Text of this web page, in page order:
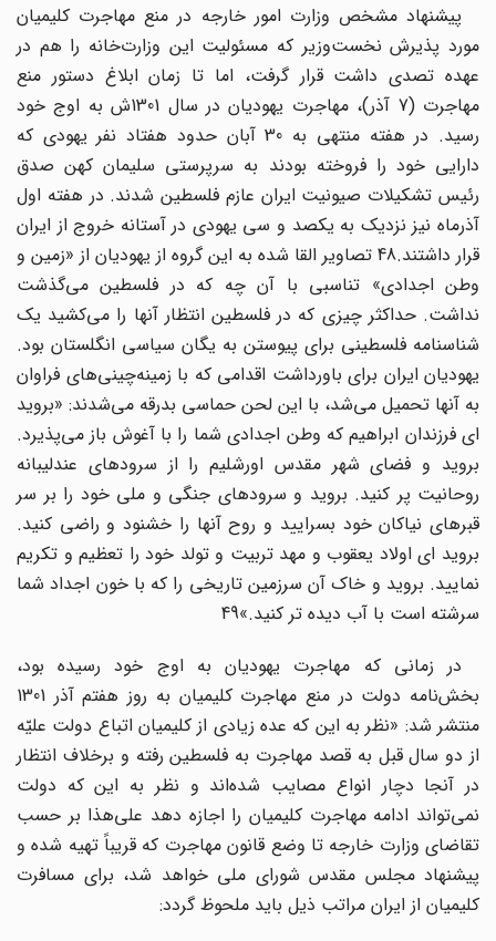
پیشنهاد مشخص وزارت امور خارجه در منع مهاجرت کلیمیان
مورد پذیرش نخست‌وزیر که مسئولیت این وزارت‌خانه را هم در
عهده تصدی داشت قرار گرفت، اما تا زمان ابلاغ دستور منع
مهاجرت (7 آذر)، مهاجرت یهودیان در سال 1301ش به اوج خود
رسید. در هفته منتهی به 30 آبان حدود هفتاد نفر یهودی که
دارایی خود را فروخته بودند به سرپرستی سلیمان کهن صدق
رئیس تشکیلات صیونیت ایران عازم فلسطین شدند. در هفته اول
آذرماه نیز نزدیک به یکصد و سی یهودی در آستانه خروج از ایران
قرار داشتند.48 تصاویر القا شده به این گروه از یهودیان از «زمین و
وطن اجدادی» تناسبی با آن چه که در فلسطین می‌گذشت
نداشت. حداکثر چیزی که در فلسطین انتظار آنها را می‌کشید یک
شناسنامه فلسطینی برای پیوستن به یگان سیاسی انگلستان بود.
یهودیان ایران برای باورداشت اقدامی که با زمینه‌چینی‌های فراوان
به آنها تحمیل می‌شد، با این لحن حماسی بدرقه می‌شدند: «بروید
ای فرزندان ابراهیم که وطن اجدادی شما را با آغوش باز می‌پذیرد.
بروید و فضای شهر مقدس اورشلیم را از سرودهای عندلیبانه
روحانیت پر کنید. بروید و سرودهای جنگی و ملی خود را بر سر
قبرهای نیاکان خود بسرایید و روح آنها را خشنود و راضی کنید.
بروید ای اولاد یعقوب و مهد تربیت و تولد خود را تعظیم و تکریم
نمایید. بروید و خاک آن سرزمین تاریخی را که با خون اجداد شما
سرشته است با آب دیده تر کنید.»49
در زمانی که مهاجرت یهودیان به اوج خود رسیده بود،
بخش‌‌نامه دولت در منع مهاجرت کلیمیان به روز هفتم آذر 1301
منتشر شد: «نظر به این که عده زیادی از کلیمیان اتباع دولت علیّه
از دو سال قبل به قصد مهاجرت به فلسطین رفته و برخلاف انتظار
در آنجا دچار انواع مصایب شده‌اند و نظر به این که دولت
نمی‌تواند ادامه مهاجرت کلیمیان را اجازه دهد علی‌هذا بر حسب
تقاضای وزارت خارجه تا وضع قانون مهاجرت که قریباً تهیه شده و
پیشنهاد مجلس مقدس شورای ملی خواهد شد، برای مسافرت
کلیمیان از ایران مراتب ذیل باید ملحوظ گردد: